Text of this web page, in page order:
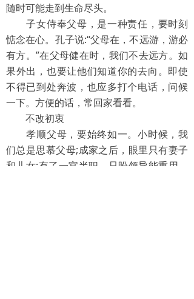
随时可能走到生命尽头。
子女侍奉父母，是一种责任，要时刻
惦念在心。孔子说:“父母在，不远游，游必
有方。”在父母健在时，我们不去远方。如
果外出，也要让他们知道你的去向。即使
不得已到处奔波，也应多打个电话，问候
一下。方便的话，常回家看看。
不改初衷
孝顺父母，要始终如一。小时候，我
们总是思慕父母;成家之后，眼里只有妻子
和儿女;有了一官半职，只盼领导能重用。